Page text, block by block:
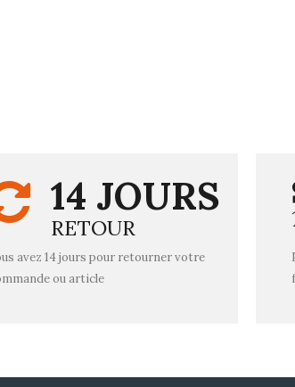
14 JOURS
RETOUR
avez 14 jours pour retourner votre
ou article